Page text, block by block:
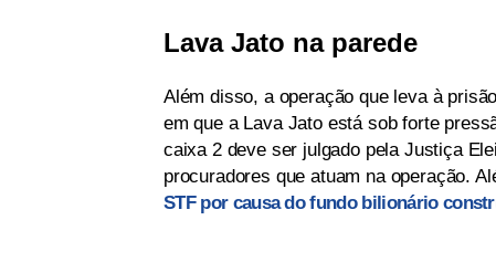
Lava Jato na parede
Além disso, a operação que leva à
em que a Lava Jato está sob forte
caixa 2 deve ser julgado pela Justiça
procuradores que atuam na operação.
STF por causa do fundo bilionário